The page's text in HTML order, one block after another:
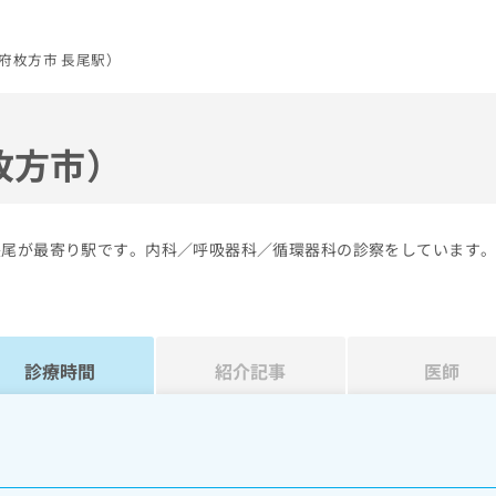
枚方市 長尾駅）
市）
が最寄り駅です。内科／呼吸器科／循環器科の診察をしています。
診療時間 紹介記事 医師